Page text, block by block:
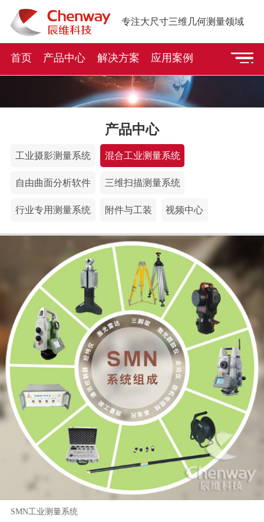
专注大尺寸三维几何测量领域
首页 产品中心 解决方案 应用案例
产品中心
工业摄影测量系统 混合工业测量系统
自由曲面分析软件 三维扫描测量系统
行业专用测量系统 附件与工装 视频中心
SMN工业测量系统